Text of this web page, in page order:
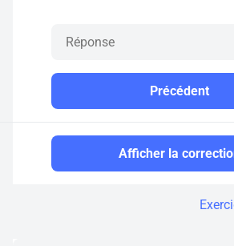
Précédent
Afficher la